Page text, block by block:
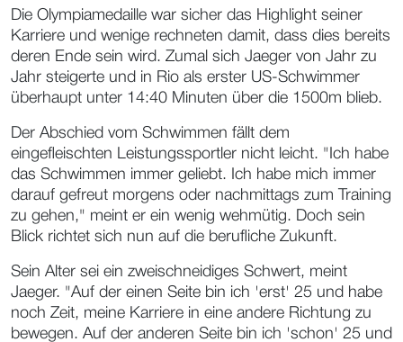
Die Olympiamedaille war sicher das Highlight seiner
Karriere und wenige rechneten damit, dass dies bereits
deren Ende sein wird. Zumal sich Jaeger von Jahr zu
Jahr steigerte und in Rio als erster US-Schwimmer
überhaupt unter 14:40 Minuten über die 1500m blieb.
Der Abschied vom Schwimmen fällt dem
eingefleischten Leistungssportler nicht leicht. "Ich habe
das Schwimmen immer geliebt. Ich habe mich immer
darauf gefreut morgens oder nachmittags zum Training
zu gehen," meint er ein wenig wehmütig. Doch sein
Blick richtet sich nun auf die berufliche Zukunft.
Sein Alter sei ein zweischneidiges Schwert, meint
Jaeger. "Auf der einen Seite bin ich 'erst' 25 und habe
noch Zeit, meine Karriere in eine andere Richtung zu
bewegen. Auf der anderen Seite bin ich 'schon' 25 und